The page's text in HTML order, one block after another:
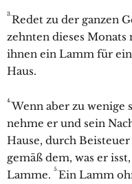
3.Redet zu der ganzen
zehnten dieses
ihnen ein Lamm für
Haus.
4.Wenn aber zu wenige
nehme er und sein
Hause, durch
gemäß dem, was er
Lamme. 5.Ein Lamm